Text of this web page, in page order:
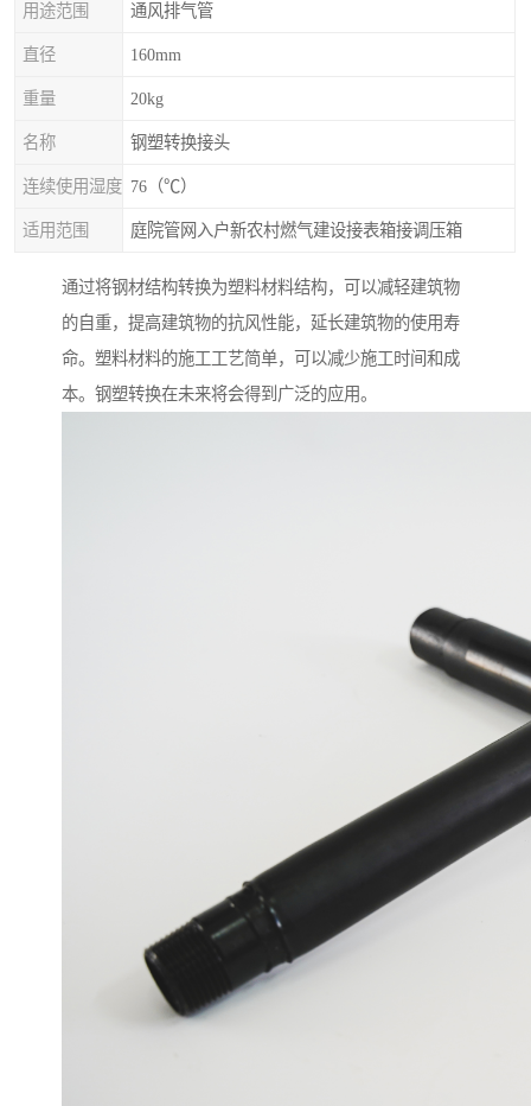
用途范围 通风排气管
直径 160mm
重量 20kg
名称 钢塑转换接头
连续使用湿度 76（℃）
适用范围 庭院管网入户新农村燃气建设接表箱接调压箱
通过将钢材结构转换为塑料材料结构，可以减轻建筑物
的自重，提高建筑物的抗风性能，延长建筑物的使用寿
命。塑料材料的施工工艺简单，可以减少施工时间和成
本。钢塑转换在未来将会得到广泛的应用。